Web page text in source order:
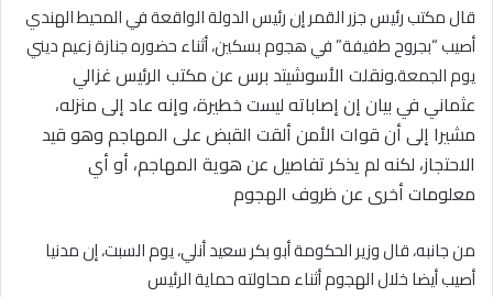
قال مكتب رئيس جزر القمر إن رئيس الدولة الواقعة في المحيط الهندي
أصيب “بجروح طفيفة” في هجوم بسكين، أثناء حضوره جنازة زعيم ديني
يوم الجمعة.ونقلت الأسوشيتد برس عن مكتب الرئيسغزالي
عثمانيفي بيان إن إصاباته ليست خطيرة، وإنه عاد إلى منزله،
مشيرا إلى أن قوات الأمن ألقت القبض على المهاجم وهو قيد
الاحتجاز، لكنه لم يذكر تفاصيل عن هوية المهاجم، أو أي
معلومات أخرى عن ظروف الهجوم
من جانبه، قال وزير الحكومة أبو بكر سعيد أنلي، يوم السبت، إن مدنيا
أصيب أيضا خلال الهجوم أثناء محاولته حماية الرئيس